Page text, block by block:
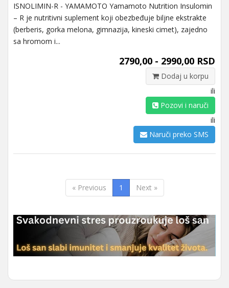
ISNOLIMIN-R - YAMAMOTO Yamamoto Nutrition Insulomin
– R je nutritivni suplement koji obezbeđuje biljne ekstrakte
(berberis, gorka melona, gimnazija, kineski cimet), zajedno
sa hromom i...
2790,00 - 2990,00 RSD
Dodaj u korpu
ili
Pozovi i naruči
ili
Naruči preko SMS
« Previous 1 Next »